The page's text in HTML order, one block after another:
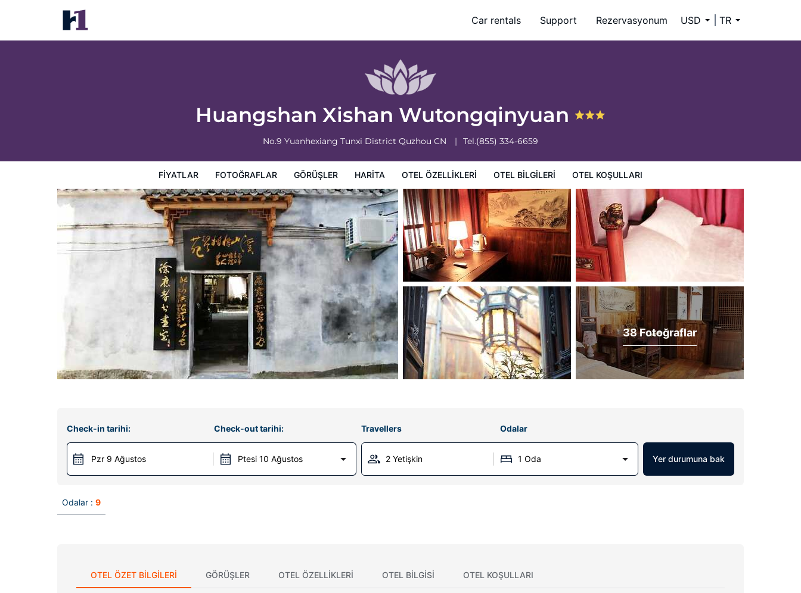
Car rentals Support Rezervasyonum USD TR
Huangshan Xishan Wutongqinyuan
No.9 Yuanhexiang Tunxi District Quzhou CN Tel.(855) 334-6659
FIYATLAR FOTOĞRAFLAR GÖRÜŞLER HARITA OTEL ÖZELLIKLERI OTEL BILGILERI OTEL KOŞULLARI
Huangshan Xishan Wutongqinyuan
Fiyatlar
38 Fotoğraflar
Check-in tarihi:
Pzr 9 Ağustos
Check-out tarihi:
Ptesi 10 Ağustos
Travellers Odalar
2 Yetişkin 1 Oda Yer durumuna bak
Odalar : 9
OTEL ÖZET BILGILERI GÖRÜŞLER OTEL ÖZELLIKLERI OTEL BILGISI OTEL KOŞULLARI